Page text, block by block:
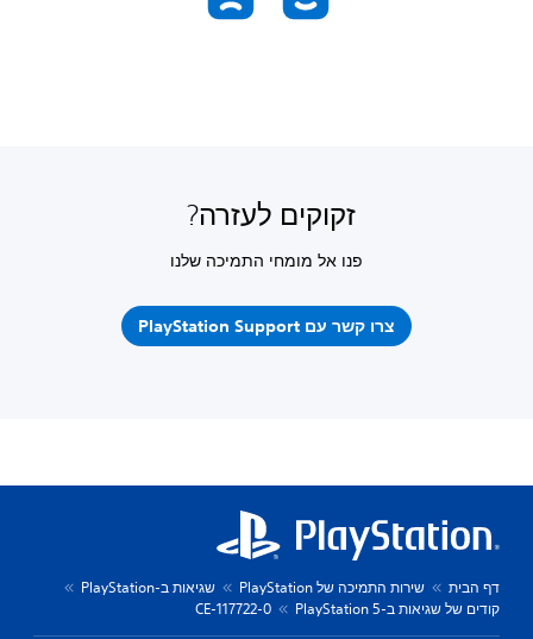
זקוקים לעזרה?
פנו אל מומחי התמיכה שלנו
צרו קשר עם PlayStation Support
דף הבית שירות התמיכה של PlayStation
שגיאות ב-PlayStation
קודים של שגיאות ב-PlayStation 5
CE-117722-0